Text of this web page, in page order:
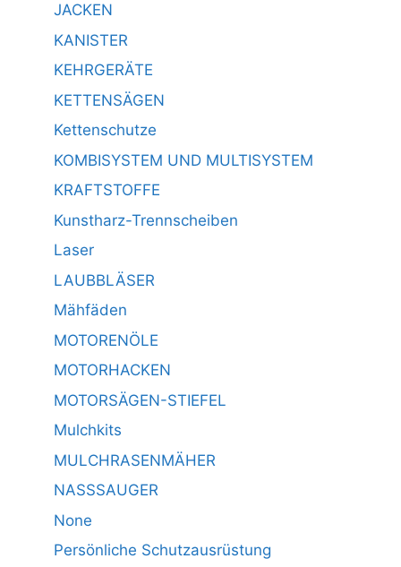
JACKEN
KANISTER
KEHRGERÄTE
KETTENSÄGEN
Kettenschutze
KOMBISYSTEM UND MULTISYSTEM
KRAFTSTOFFE
Kunstharz-Trennscheiben
Laser
LAUBBLÄSER
Mähfäden
MOTORENÖLE
MOTORHACKEN
MOTORSÄGEN-STIEFEL
Mulchkits
MULCHRASENMÄHER
NASSSAUGER
None
Persönliche Schutzausrüstung